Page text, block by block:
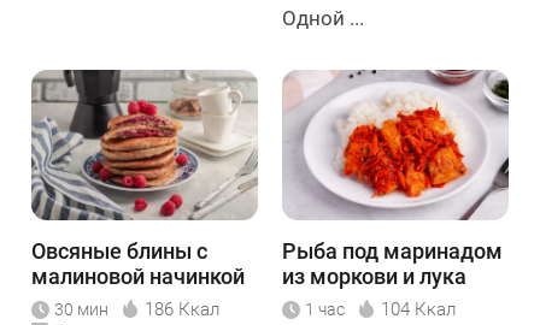
Одной ...
Овсяные блины с
малиновой начинкой
30 мин 186 Ккал
Рыба под маринадом
из моркови и лука
1 час 104 Ккал